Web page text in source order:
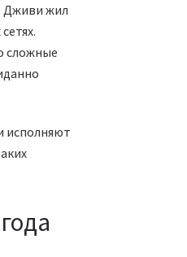
Дживи жил
сложные
исполняют